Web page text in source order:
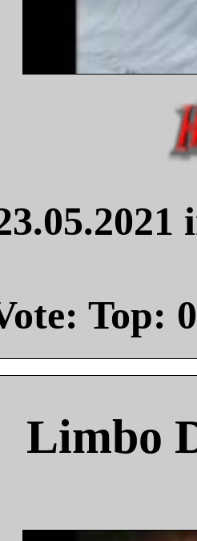
Top: 0
Limbo